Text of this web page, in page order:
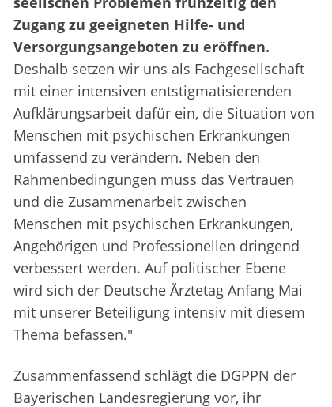
Zugang zu geeigneten Hilfe- und
Versorgungsangeboten zu eröffnen.
Deshalb setzen wir uns als Fachgesellschaft
mit einer intensiven entstigmatisierenden
Aufklärungsarbeit dafür ein, die Situation von
Menschen mit psychischen Erkrankungen
umfassend zu verändern. Neben den
Rahmenbedingungen muss das Vertrauen
und die Zusammenarbeit zwischen
Menschen mit psychischen Erkrankungen,
Angehörigen und Professionellen dringend
verbessert werden. Auf politischer Ebene
wird sich der Deutsche Ärztetag Anfang Mai
mit unserer Beteiligung intensiv mit diesem
Thema befassen."
Zusammenfassend schlägt die DGPPN der
Bayerischen Landesregierung vor, ihr